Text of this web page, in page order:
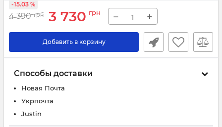
4 390 грн 3 730 грн
-15.03 %
− +
Добавить в корзину
Способы доставки
Новая Почта
Укрпочта
Justin